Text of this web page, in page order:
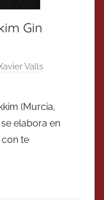
Gin
Valls
(Murcia,
elabora en
con te